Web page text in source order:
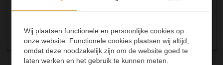
Warme uitstraling met duurzaam gemak.
FEBRUARI 2026
Wij plaatsen functionele en persoonlijke cookies op
onze website. Functionele cookies plaatsen wij altijd,
omdat deze noodzakelijk zijn om de website goed te
laten werken en het gebruik te kunnen meten.